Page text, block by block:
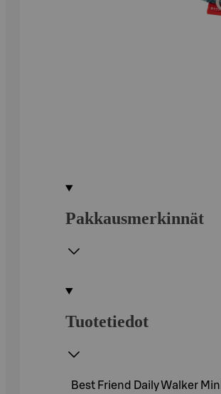
Pakkausmerkinnät
Tuotetiedot
Best Friend Daily Walker